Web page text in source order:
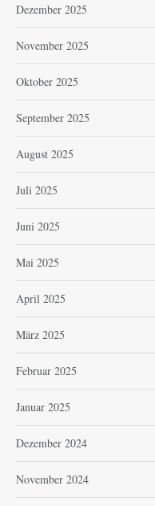
Dezember 2025
November 2025
Oktober 2025
September 2025
August 2025
Juli 2025
Juni 2025
Mai 2025
April 2025
März 2025
Februar 2025
Januar 2025
Dezember 2024
November 2024